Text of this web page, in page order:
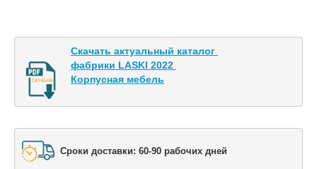
Скачать актуальный каталог
фабрики LASKI 2022
Корпусная мебель
Сроки доставки: 60-90 рабочих дней